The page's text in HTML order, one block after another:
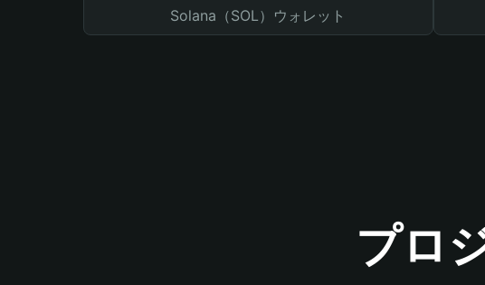
Solana（SOL）ウォレット
プロ